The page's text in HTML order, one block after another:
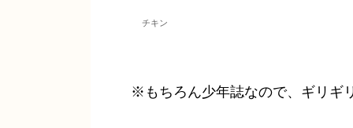
チキン
※もちろん少年誌なので、ギリギ